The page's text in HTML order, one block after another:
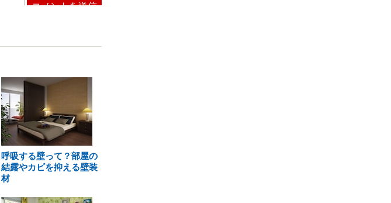
呼吸する壁って？部屋の
結露やカビを抑える壁装
材